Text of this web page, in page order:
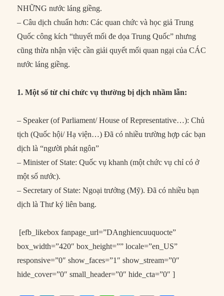
NHỮNG nước láng giềng.
– Câu dịch chuẩn hơn: Các quan chức và học giả Trung
Quốc công kích “thuyết mối đe dọa Trung Quốc” nhưng
cũng thừa nhận việc cần giải quyết mối quan ngại của CÁC
nước láng giềng.
1. Một số từ chỉ chức vụ thường bị dịch nhầm lẫn:
– Speaker (of Parliament/ House of Representative…): Chủ
tịch (Quốc hội/ Hạ viện…) Đã có nhiều trường hợp các bạn
dịch là “người phát ngôn”
– Minister of State: Quốc vụ khanh (một chức vụ chỉ có ở
một số nước).
– Secretary of State: Ngoại trưởng (Mỹ). Đã có nhiều bạn
dịch là Thư ký liên bang.
[efb_likebox fanpage_url=”DAnghiencuuquocte”
box_width=”420″ box_height=”” locale=”en_US”
responsive=”0″ show_faces=”1″ show_stream=”0″
hide_cover=”0″ small_header=”0″ hide_cta=”0″ ]